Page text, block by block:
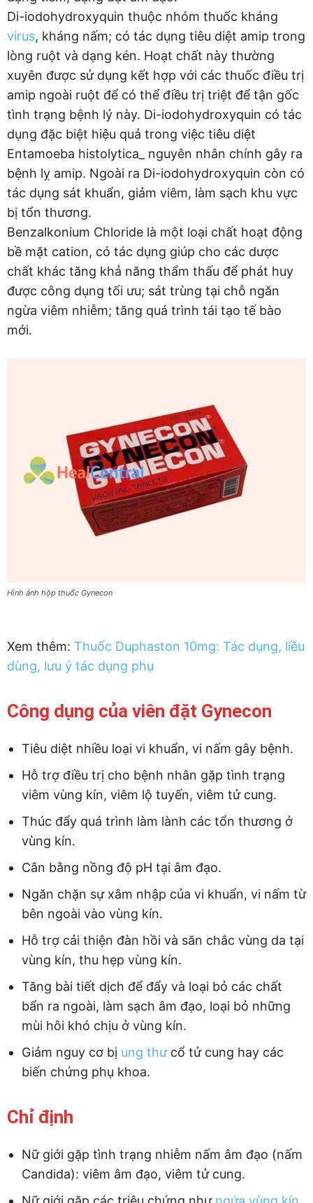
Di-iodohydroxyquin thuộc nhóm thuốc kháng
virus, kháng nấm; có tác dụng tiêu diệt amip trong
lòng ruột và dạng kén. Hoạt chất này thường
xuyên được sử dụng kết hợp với các thuốc điều trị
amip ngoài ruột để có thể điều trị triệt để tận gốc
tình trạng bệnh lý này. Di-iodohydroxyquin có tác
dụng đặc biệt hiệu quả trong việc tiêu diệt
Entamoeba histolytica_ nguyên nhân chính gây ra
bệnh lỵ amip. Ngoài ra Di-iodohydroxyquin còn có
tác dụng sát khuẩn, giảm viêm, làm sạch khu vực
bị tổn thương.
Benzalkonium Chloride là một loại chất hoạt động
bề mặt cation, có tác dụng giúp cho các dược
chất khác tăng khả năng thẩm thấu để phát huy
được công dụng tối ưu; sát trùng tại chỗ ngăn
ngừa viêm nhiễm; tăng quá trình tái tạo tế bào
mới.
Hình ảnh hộp thuốc Gynecon
Xem thêm: Thuốc Duphaston 10mg: Tác dụng, liều
dùng, lưu ý tác dụng phụ
Công dụng của viên đặt Gynecon
Tiêu diệt nhiều loại vi khuẩn, vi nấm gây bệnh.
Hỗ trợ điều trị cho bệnh nhân gặp tình trạng
viêm vùng kín, viêm lộ tuyến, viêm tử cung.
Thúc đẩy quá trình làm lành các tổn thương ở
vùng kín.
Cân bằng nồng độ pH tại âm đạo.
Ngăn chặn sự xâm nhập của vi khuẩn, vi nấm từ
bên ngoài vào vùng kín.
Hỗ trợ cải thiện đàn hồi và săn chắc vùng da tại
vùng kín, thu hẹp vùng kín.
Tăng bài tiết dịch để đẩy và loại bỏ các chất
bẩn ra ngoài, làm sạch âm đạo, loại bỏ những
mùi hôi khó chịu ở vùng kín.
Giảm nguy cơ bị ung thưcổ tử cung hay các
biến chứng phụ khoa.
Chỉ định
Nữ giới gặp tình trạng nhiễm nấm âm đạo (nấm
Candida): viêm âm đạo, viêm tử cung.